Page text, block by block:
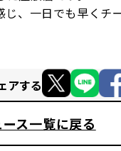
、一日でも早くチ
アする
ス一覧に戻る